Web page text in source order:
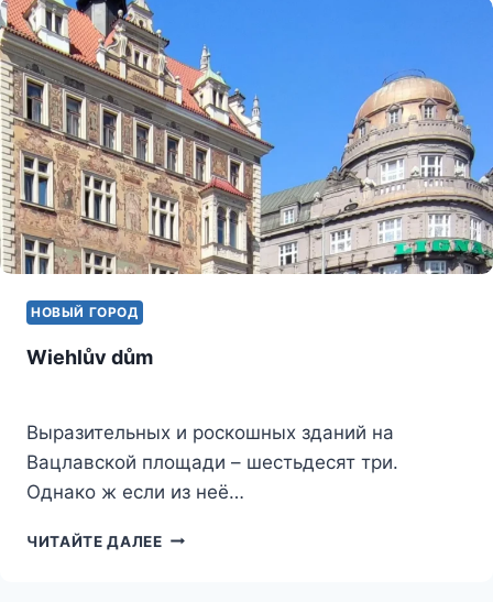
НОВЫЙ ГОРОД
Wiehlův dům
Выразительных и роскошных зданий на
Вацлавской площади – шестьдесят три.
Однако ж если из неё…
ЧИТАЙТЕ ДАЛЕЕWIEHLŮV